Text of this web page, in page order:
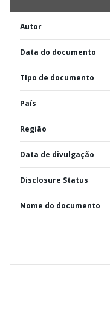
Autor
Data do documento
TIpo de documento
País
Região
Data de divulgação
Disclosure Status
Nome do documento